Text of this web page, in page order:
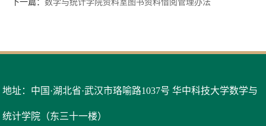
下一篇：数学与统计学院资料室图书资料借阅管理办法
地址：中国·湖北省·武汉市珞喻路1037号 华中科技大学数学与
统计学院（东三十一楼）